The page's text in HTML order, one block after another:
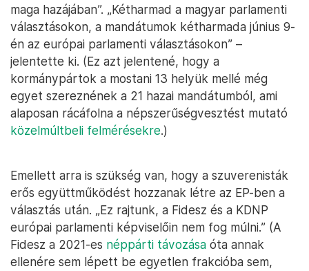
maga hazájában”. „Kétharmad a magyar parlamenti
választásokon, a mandátumok kétharmada június 9-
én az európai parlamenti választásokon” –
jelentette ki. (Ez azt jelentené, hogy a
kormánypártok a mostani 13 helyük mellé még
egyet szereznének a 21 hazai mandátumból, ami
alaposan rácáfolna a népszerűségvesztést mutató
közelmúltbeli felmérésekre.)
Emellett arra is szükség van, hogy a szuverenisták
erős együttműködést hozzanak létre az EP-ben a
választás után. „Ez rajtunk, a Fidesz és a KDNP
európai parlamenti képviselőin nem fog múlni.” (A
Fidesz a 2021-es néppárti távozása óta annak
ellenére sem lépett be egyetlen frakcióba sem,